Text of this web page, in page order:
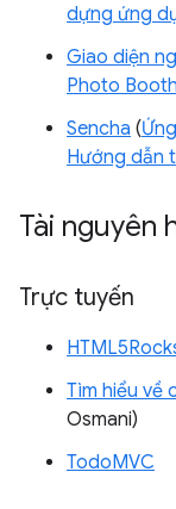
dựng ứng
Giao diện
Photo Booth
Sencha (
Hướng dẫn
Tài nguyên
Trực tuyến
Tìm hiểu về
Osmani)
TodoMVC